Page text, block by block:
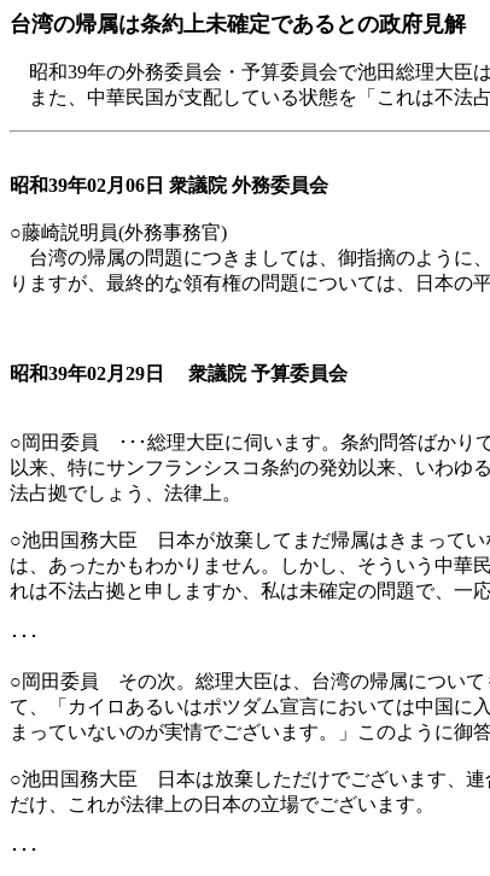
台湾の帰属は条約上未確定であるとの政府見解
昭和39年の外務委員会・予算委員会で池田総理大臣
また、中華民国が支配している状態を「これは不法
昭和39年02月06日 衆議院 外務委員会
○藤崎説明員(外務事務官)
台湾の帰属の問題につきましては、御指摘のように
りますが、最終的な領有権の問題については、日本の
昭和39年02月29日 衆議院 予算委員会
○岡田委員 ･･･総理大臣に伺います。条約問答ばかり
以来、特にサンフランシスコ条約の発効以来、いわゆ
法占拠でしょう、法律上。
○池田国務大臣 日本が放棄してまだ帰属はきまってい
は、あったかもわかりません。しかし、そういう中華
れは不法占拠と申しますか、私は未確定の問題で、一
･･･
○岡田委員 その次。総理大臣は、台湾の帰属について
て、「カイロあるいはポツダム宣言においては中国に
まっていないのが実情でございます。」このように
○池田国務大臣 日本は放棄しただけでございます、連
だけ、これが法律上の日本の立場でございます。
･･･